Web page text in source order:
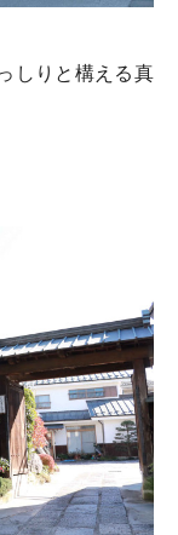
しりと構える真